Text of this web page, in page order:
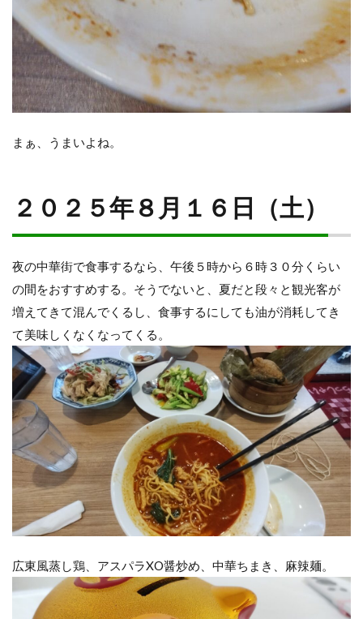
まぁ、うまいよね。
２０２５年８月１６日（土）
夜の中華街で食事するなら、午後５時から６時３０分くらい
の間をおすすめする。そうでないと、夏だと段々と観光客が
増えてきて混んでくるし、食事するにしても油が消耗してき
て美味しくなくなってくる。
広東風蒸し鶏、アスパラXO醤炒め、中華ちまき、麻辣麺。